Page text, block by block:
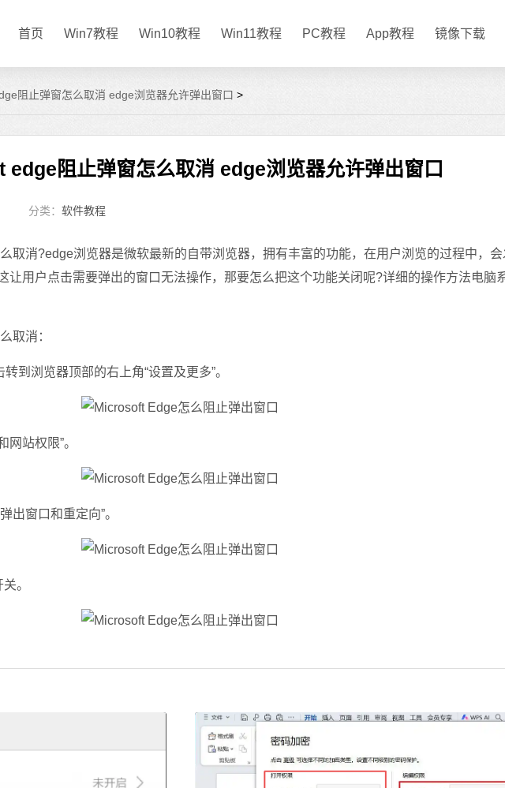
首页 Win7教程 Win10教程 Win11教程 PC教程 App教程 镜像下载
阻止弹窗怎么取消 edge浏览器允许弹出窗口 >
阻止弹窗怎么取消 edge浏览器允许弹出窗口
分类： 软件教程
消?edge浏览器是微软最新的自带浏览器，拥有丰富的功能，在用户浏览的过程中，会
让用户点击需要弹出的窗口无法操作，那要怎么把这个功能关闭呢?详细的操作方法电脑
取消：
浏览器顶部的右上角“设置及更多”。
站权限”。
窗口和重定向”。
。